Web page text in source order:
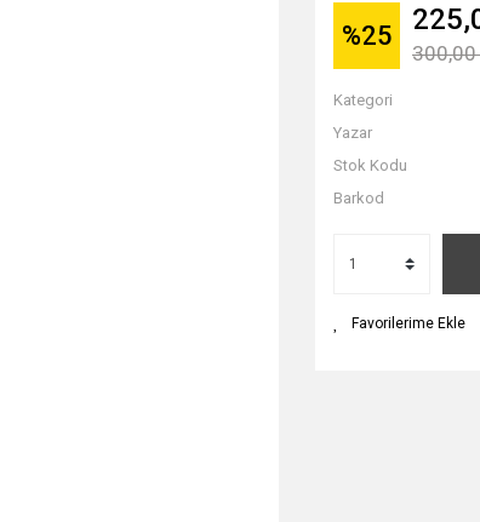
%25
300,00
Kategori
Yazar
Stok Kodu
Barkod